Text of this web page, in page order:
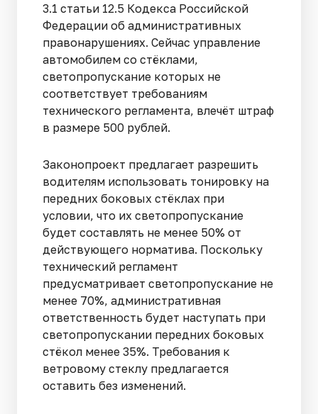
3.1 статьи 12.5 Кодекса Российской
Федерации об административных
правонарушениях. Сейчас управление
автомобилем со стёклами,
светопропускание которых не
соответствует требованиям
технического регламента, влечёт штраф
в размере 500 рублей.
Законопроект предлагает разрешить
водителям использовать тонировку на
передних боковых стёклах при
условии, что их светопропускание
будет составлять не менее 50% от
действующего норматива. Поскольку
технический регламент
предусматривает светопропускание не
менее 70%, административная
ответственность будет наступать при
светопропускании передних боковых
стёкол менее 35%. Требования к
ветровому стеклу предлагается
оставить без изменений.